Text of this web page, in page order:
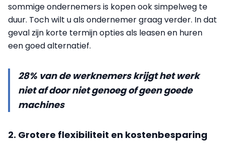
sommige ondernemers is kopen ook simpelweg te
duur. Toch wilt u als ondernemer graag verder. In dat
geval zijn korte termijn opties als leasen en huren
een goed alternatief.
28% van de werknemers krijgt het werk
niet af door niet genoeg of geen goede
machines
2. Grotere flexibiliteit en kostenbesparing